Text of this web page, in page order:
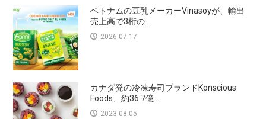
ベトナムの豆乳メーカーVinasoyが、輸出
売上高で3桁の...
2026.07.17
カナダ発の冷凍寿司ブランドKonscious
Foods、約36.7億...
2023.08.05